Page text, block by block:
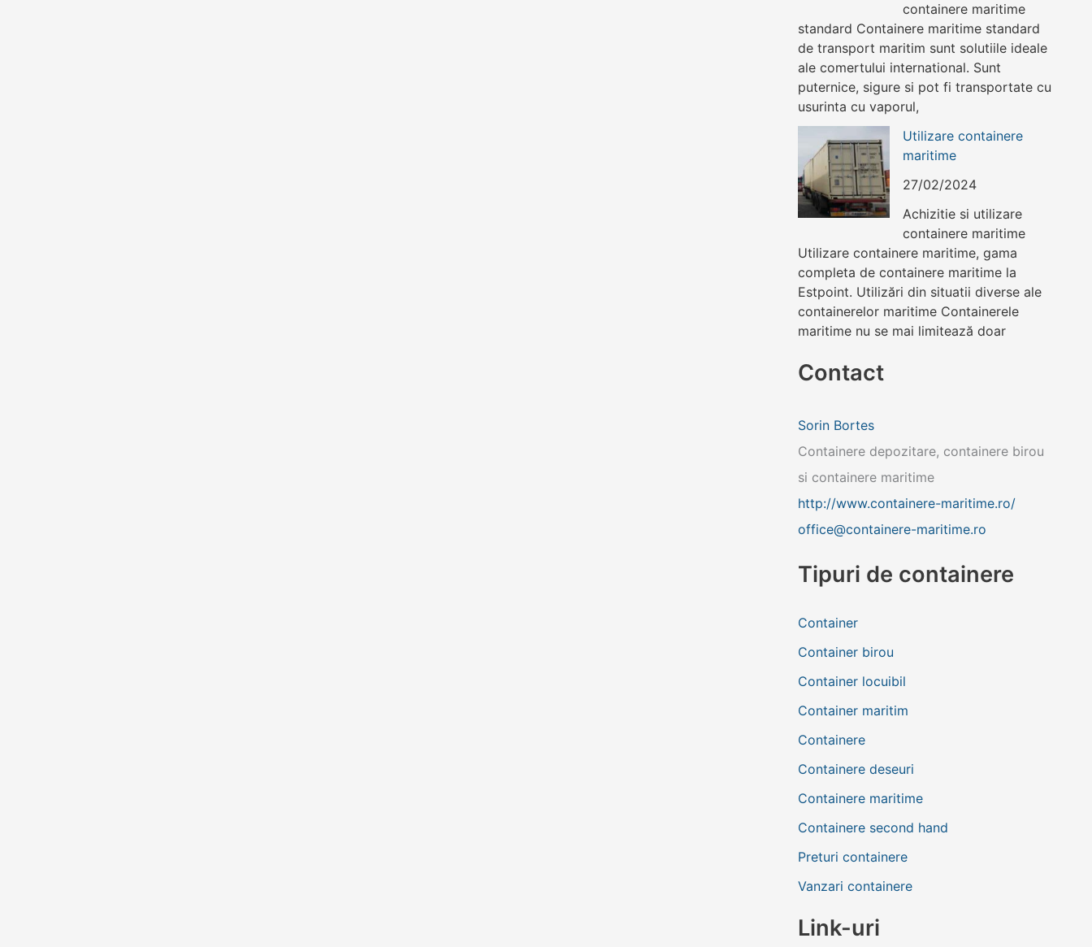
containere maritime
standard Containere maritime standard
de transport maritim sunt solutiile ideale
ale comertului international. Sunt
puternice, sigure si pot fi transportate cu
usurinta cu vaporul,
Utilizare containere
maritime
27/02/2024
Achizitie si utilizare
containere maritime
Utilizare containere maritime, gama
completa de containere maritime la
Estpoint. Utilizări din situatii diverse ale
containerelor maritime Containerele
maritime nu se mai limitează doar
Contact
Sorin Bortes
Containere depozitare, containere birou
si containere maritime
http://www.containere-maritime.ro/
office@containere-maritime.ro
Tipuri de containere
Container
Container birou
Container locuibil
Container maritim
Containere
Containere deseuri
Containere maritime
Containere second hand
Preturi containere
Vanzari containere
Link-uri